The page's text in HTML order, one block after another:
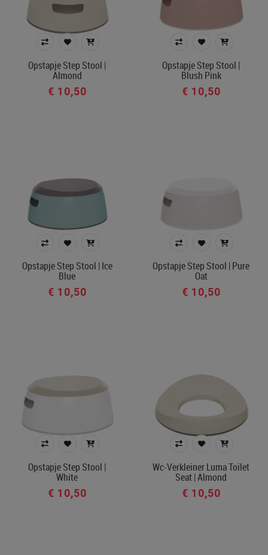
Opstapje Step Stool |
Almond
€ 10,50
Opstapje Step Stool |
Blush Pink
€ 10,50
Opstapje Step Stool | Ice
Blue
€ 10,50
Opstapje Step Stool | Pure
Oat
€ 10,50
Opstapje Step Stool |
White
€ 10,50
Wc-Verkleiner Luma Toilet
Seat | Almond
€ 10,50